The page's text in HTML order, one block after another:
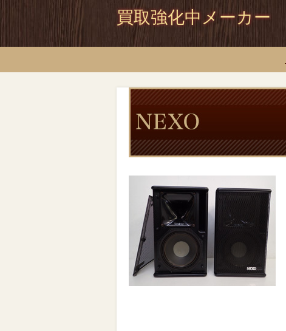
買取強化中メーカー